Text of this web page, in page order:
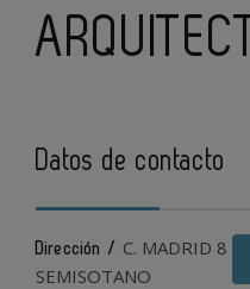
Datos de contacto
Dirección / C. MADRID 8
SEMISOTANO